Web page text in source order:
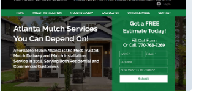
new-affordable-site